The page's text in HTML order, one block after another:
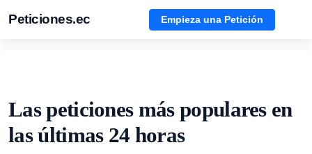
Peticiones.ec Empieza una Petición
Las peticiones más populares en
las últimas 24 horas